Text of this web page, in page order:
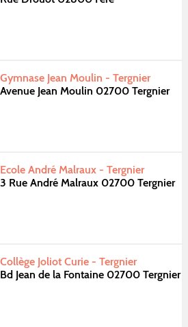
Gymnase Jean Moulin - Tergnier
Avenue Jean Moulin 02700 Tergnier
Ecole André Malraux - Tergnier
3 Rue André Malraux 02700 Tergnier
Collège Joliot Curie - Tergnier
Bd Jean de la Fontaine 02700 Tergnier